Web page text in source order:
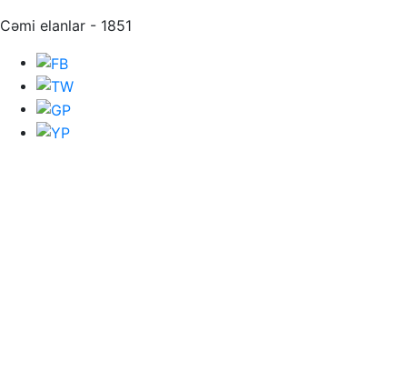
Cəmi elanlar - 1851